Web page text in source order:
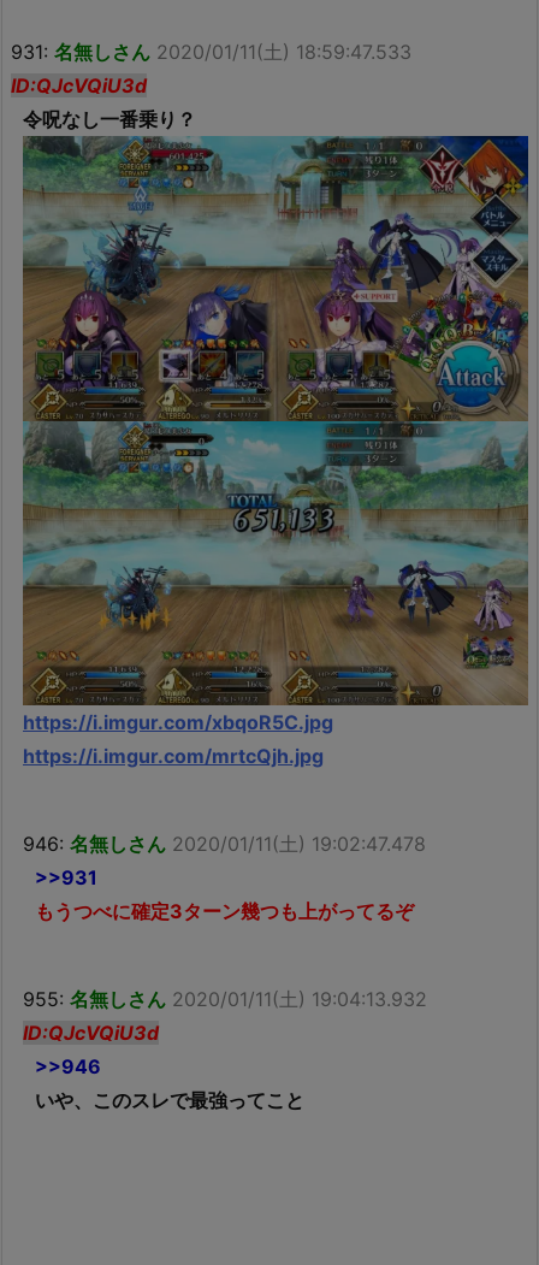
931: 名無しさん 2020/01/11(土) 18:59:47.533
ID:QJcVQiU3d
令呪なし一番乗り？
https://i.imgur.com/xbqoR5C.jpg
https://i.imgur.com/mrtcQjh.jpg
946: 名無しさん 2020/01/11(土) 19:02:47.478
>>931
もうつべに確定3ターン幾つも上がってるぞ
955: 名無しさん 2020/01/11(土) 19:04:13.932
ID:QJcVQiU3d
>>946
いや、このスレで最強ってこと